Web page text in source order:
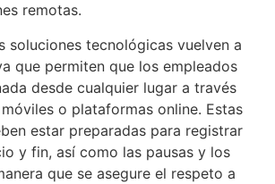
remotas.
soluciones tecnológicas vuelven a
que permiten que los empleados
desde cualquier lugar a través
o plataformas online. Estas
estar preparadas para registrar
y fin, así como las pausas y los
que se asegure el respeto a